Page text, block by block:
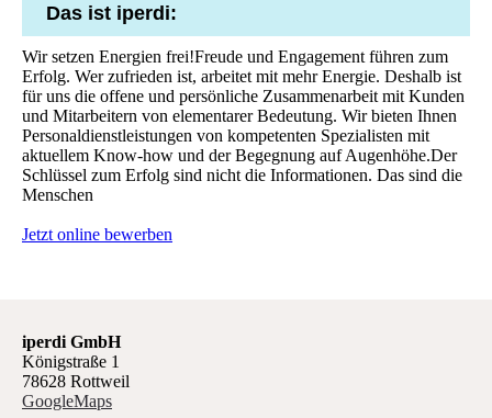
Das ist iperdi:
Wir setzen Energien frei!Freude und Engagement führen zum
Erfolg. Wer zufrieden ist, arbeitet mit mehr Energie. Deshalb ist
für uns die offene und persönliche Zusammenarbeit mit Kunden
und Mitarbeitern von elementarer Bedeutung. Wir bieten Ihnen
Personaldienstleistungen von kompetenten Spezialisten mit
aktuellem Know-how und der Begegnung auf Augenhöhe.Der
Schlüssel zum Erfolg sind nicht die Informationen. Das sind die
Menschen
Jetzt online bewerben
iperdi GmbH
Königstraße 1
78628 Rottweil
GoogleMaps